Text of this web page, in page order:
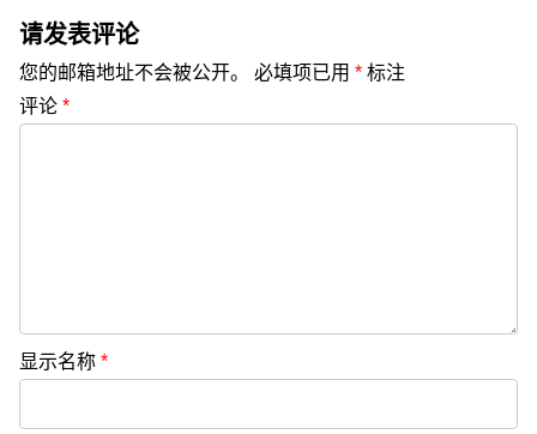
请发表评论
您的邮箱地址不会被公开。 必填项已用 * 标注
评论 *
显示名称 *